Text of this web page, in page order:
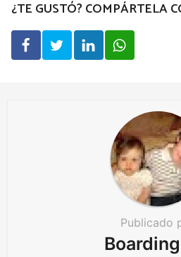
P
a
i
¿TE GUSTÓ? COMPÁRTELA
Publicado